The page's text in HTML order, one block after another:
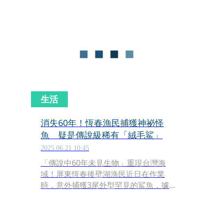
生活
消失60年！恆春漁民捕獲神祕怪
魚 疑是傳說級稀有「絨毛鯊」
2025.06.21 10:45
「傳說中60年未見生物」重現台灣海
域！屏東恆春後壁湖漁民近日在作業
時，意外捕獲3尾外型罕見的鯊魚，據